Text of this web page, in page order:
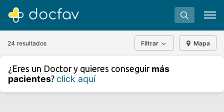
Buscar
24 resultados Filtrar Mapa
¿Eres un Doctor y quieres conseguir más
pacientes? click aquí
⇧
©
contributors.